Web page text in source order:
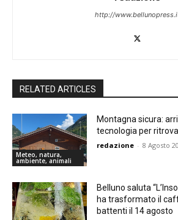
http://
RELATED ARTICLES
Meteo, natura,
ambiente, animali
Montagna sicura:
tecnologia per
redazione - 8 Agosto
Belluno saluta
ha trasformato il
battenti il 14 agosto